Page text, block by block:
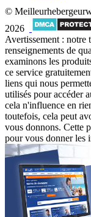
©
2026
Avertissement : notre
renseignements de
examinons les
ce service
liens qui nous
utilisés pour accéder
cela n'influence en
toutefois, cela peut
vous donnons. Cette
pour vous donner les